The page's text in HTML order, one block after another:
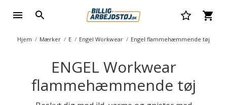
Hjem Mærker E Engel Workwear Engel flammehæmmende tøj
ENGEL Workwear
flammehæmmende tøj